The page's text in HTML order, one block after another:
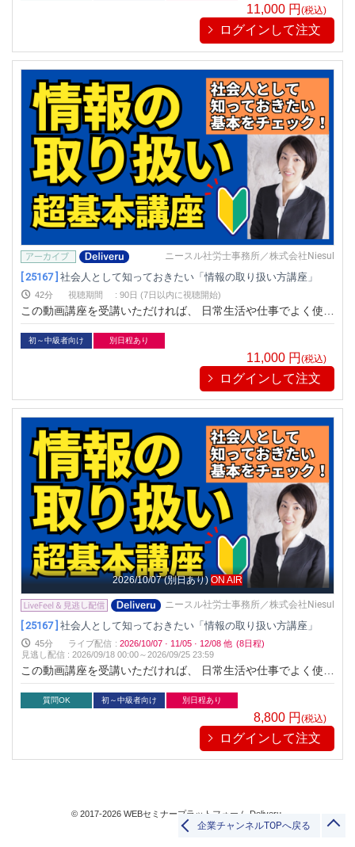
11,000 円(税込)
ログインして注文
ニースル社労士事務所／株式会社Niesul
[ 25167 ] 社会人として知っておきたい「情報の取り扱い方講座」
42分 視聴期間 : 90日 (7日以内に視聴開始)
この動画講座を受講いただければ、 日常生活や仕事でよく使う
「情報」について、 取り扱いのポイントや注意点などを約40
分で学べます
初～中級者向け 別日程あり
11,000 円(税込)
ログインして注文
2026/10/07 (別日あり) ON AIR
ニースル社労士事務所／株式会社Niesul
[ 25167 ] 社会人として知っておきたい「情報の取り扱い方講座」
45分 ライブ配信 : 2026/10/07 · 11/05 · 12/08 他 (8日程)
見逃し配信 :2026/09/18 00:00～2026/09/25 23:59
この動画講座を受講いただければ、 日常生活や仕事でよく使う
「情報」について、 取り扱いのポイントや注意点などを約40
分で学べます
質問OK 初～中級者向け 別日程あり
8,800 円(税込)
ログインして注文
企業チャンネルTOPへ戻る
© 2017-2026 WEBセミナープラットフォーム Deliveru.